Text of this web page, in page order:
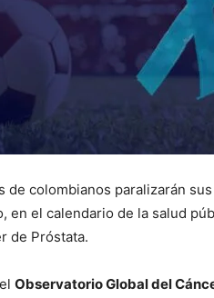
de colombianos paralizarán
en el calendario de la salud
de Próstata.
Observatorio Global del